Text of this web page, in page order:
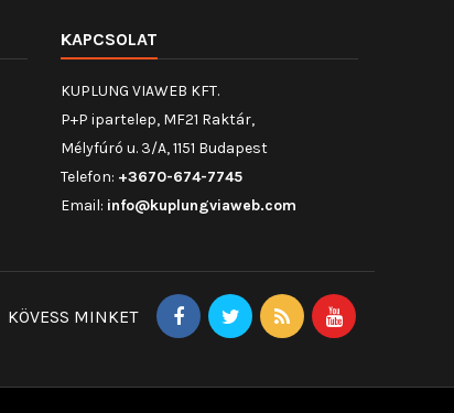
KAPCSOLAT
KUPLUNG VIAWEB KFT.
P+P ipartelep, MF21 Raktár,
Mélyfúró u. 3/A, 1151 Budapest
Telefon: +3670-674-7745
Email: info@kuplungviaweb.com
KÖVESS MINKET